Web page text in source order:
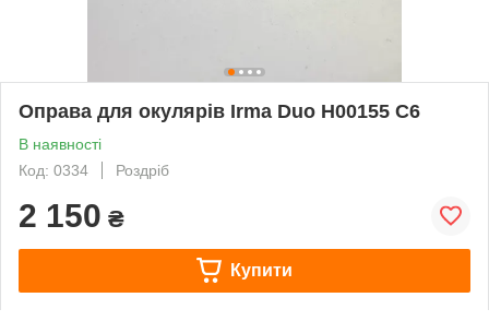
Оправа для окулярів Irma Duo H00155 C6
В наявності
Код: 0334
Роздріб
2 150 ₴
Купити